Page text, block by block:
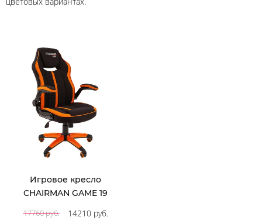
Игровое кресло
CHAIRMAN GAME 19
17760 руб.
14210 руб.